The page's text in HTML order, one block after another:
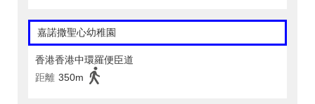
嘉諾撒聖心幼稚園
香港香港中環羅便臣道
距離 350m